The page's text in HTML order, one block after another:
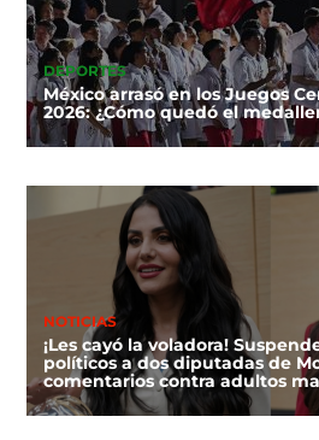
DEPORTES
México arrasó en los Juegos
2026: ¿Cómo quedó el
NOTICIAS
¡Les cayó la voladora!
políticos a dos diputadas de
comentarios contra adultos